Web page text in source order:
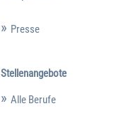
Presse
Stellenangebote
Alle Berufe